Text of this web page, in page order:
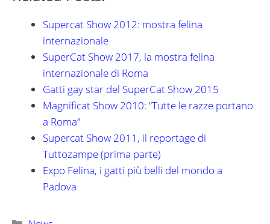
Supercat Show 2012: mostra felina
internazionale
SuperCat Show 2017, la mostra felina
internazionale di Roma
Gatti gay star del SuperCat Show 2015
Magnificat Show 2010: “Tutte le razze portano
a Roma”
Supercat Show 2011, il reportage di
Tuttozampe (prima parte)
Expo Felina, i gatti più belli del mondo a
Padova